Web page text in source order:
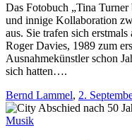
Das Fotobuch „Tina
und innige Kollaboration
aus. Sie trafen sich
Roger Davies, 1989 zum
Ausnahmekünstler schon
sich hatten….
Bernd Lammel, 2.
Musik